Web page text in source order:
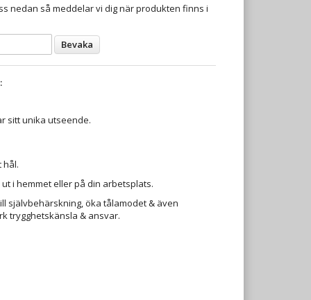
nedan så meddelar vi dig när produkten finns i
Bevaka
sitt unika utseende.
hål.
i hemmet eller på din arbetsplats.
självbehärskning, öka tålamodet & även
trygghetskänsla & ansvar.